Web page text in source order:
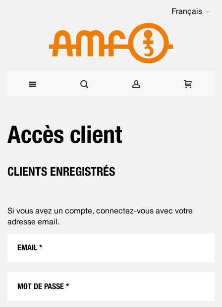
Français
au
contenu
Accès client
CLIENTS ENREGISTRÉS
Si vous avez un compte, connectez-vous avec votre
adresse email.